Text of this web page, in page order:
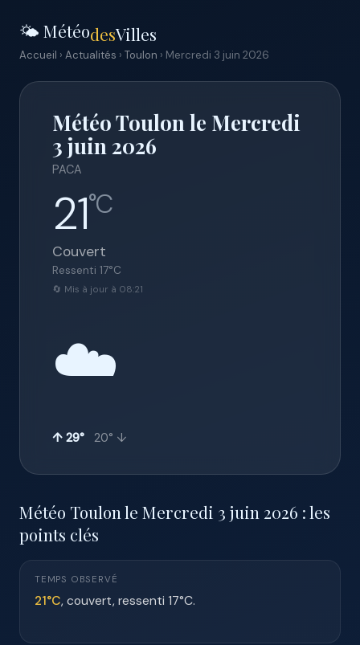
🌤️ MétéodesVilles
Accueil › Actualités › Toulon › Mercredi 3 juin 2026
Météo Toulon le Mercredi
3 juin 2026
PACA
21°C
Couvert
Ressenti 17°C
🔄 Mis à jour à 08:21
☁️
↑ 29° 20° ↓
Météo Toulon le Mercredi 3 juin 2026 : les
points clés
TEMPS OBSERVÉ
21°C, couvert, ressenti 17°C.